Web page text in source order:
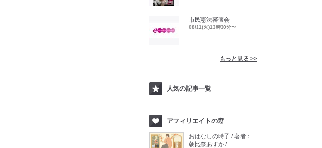
市民憲法審査会
08/11(火)13時30分〜
もっと見る >>
人気の記事一覧
アフィリエイトの窓
おはなしの時子 / 著者：
朝比奈あすか /